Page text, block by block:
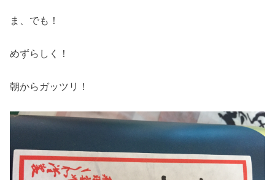
ま、でも！
めずらしく！
朝からガッツリ！